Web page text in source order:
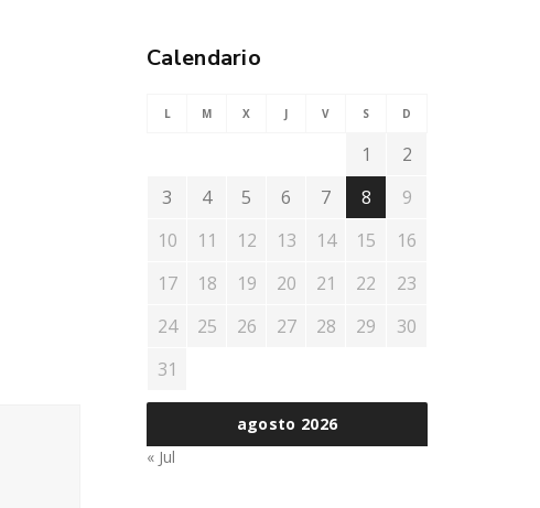
Calendario
agosto 2026
L M X J V S D
1
2
3
4 5 6 7 8
9
10
11 12 13 14 15
16
17
18 19 20 21 22
23
24
25 26 27 28 29
30
31
« Jul